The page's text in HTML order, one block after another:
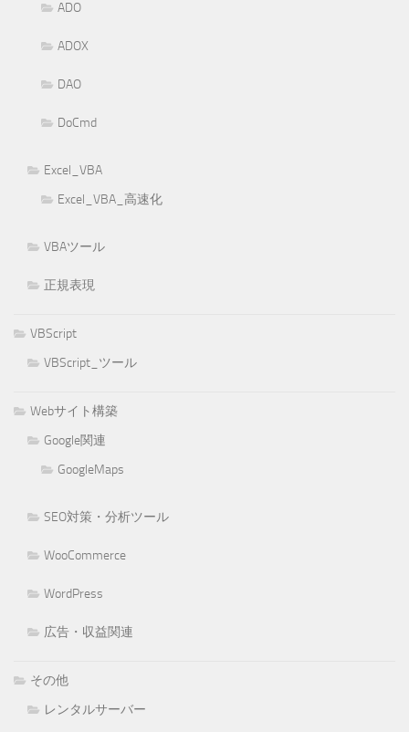
ADO
ADOX
DAO
DoCmd
Excel_VBA
Excel_VBA_高速化
VBAツール
正規表現
VBScript
VBScript_ツール
Webサイト構築
Google関連
GoogleMaps
SEO対策・分析ツール
WooCommerce
WordPress
広告・収益関連
その他
レンタルサーバー